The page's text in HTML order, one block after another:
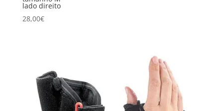
lado direito
28,00€